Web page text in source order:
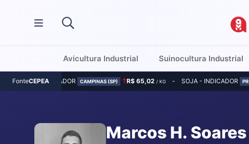
Avicultura Industrial Suinocultura Industrial
FonteCEPEA
MILHO - INDICADOR CAMPINAS (SP) R$ 65,02 / KG SOJA - INDICADOR PR
Marcos H. Soares